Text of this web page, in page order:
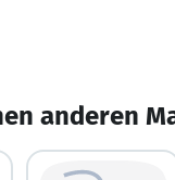
anderen